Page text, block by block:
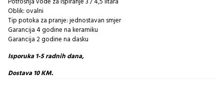
Oblik: ovalni
Tip potoka za pranje: jednostavan smjer
Garancija 4 godine na keramiku
Garancija 2 godine na dasku
Isporuka 1-5 radnih dana,
Dostava 10 KM.